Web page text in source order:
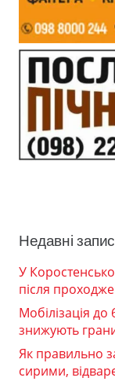
Недавні
У
після
Мобілізація до
знижують
Як правильно
сирими,